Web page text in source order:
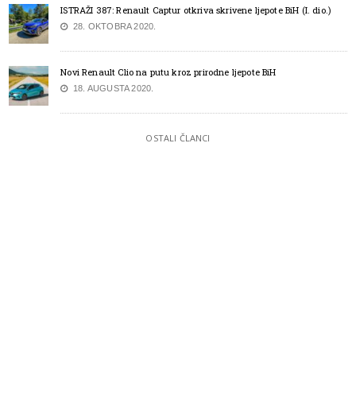
ISTRAŽI 387: Renault Captur otkriva skrivene ljepote BiH (I. dio.)
28. OKTOBRA 2020.
Novi Renault Clio na putu kroz prirodne ljepote BiH
18. AUGUSTA 2020.
OSTALI ČLANCI